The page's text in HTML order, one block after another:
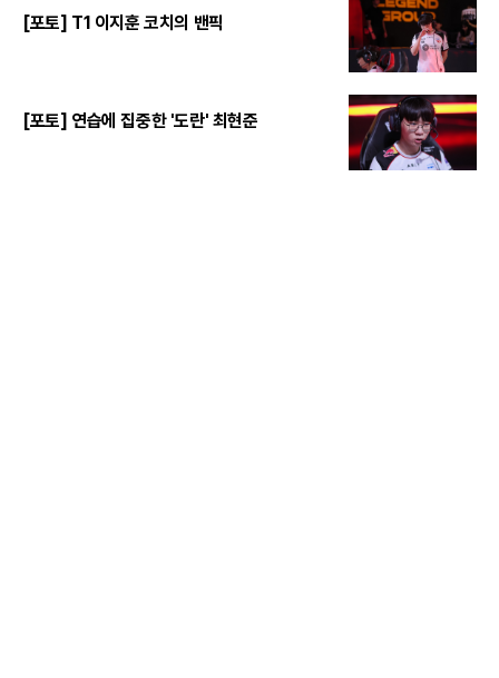
[포토] T1 이지훈 코치의 밴픽
[포토] 연습에 집중한 '도란' 최현준